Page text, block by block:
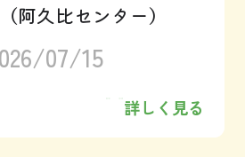
阿久比センター）
07/15
詳しく見る